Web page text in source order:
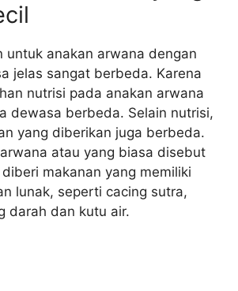
untuk anakan arwana dengan
jelas sangat berbeda. Karena
nutrisi pada anakan arwana
dewasa berbeda. Selain nutrisi,
yang diberikan juga berbeda.
atau yang biasa disebut
makanan yang memiliki
lunak, seperti cacing sutra,
darah dan kutu air.